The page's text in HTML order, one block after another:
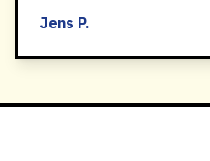
Jens P.